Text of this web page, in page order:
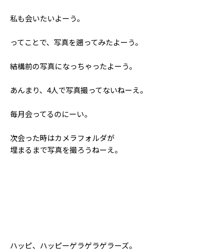
Follow us
ST member
新規会員登録・ログイン
私も会いたいよーう。
ってことで、写真を遡ってみたよーう。
結構前の写真になっちゃったよーう。
あんまり、4人で写真撮ってないねーえ。
毎月会ってるのにーい。
次会った時はカメラフォルダが
埋まるまで写真を撮ろうねーえ。
ハッピ、ハッピーゲラゲラゲラーズ。